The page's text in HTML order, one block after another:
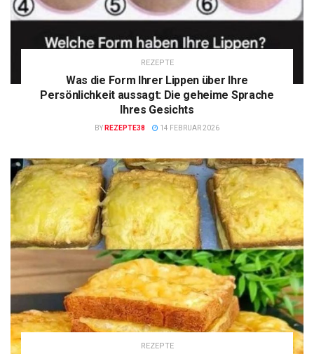
REZEPTE
Was die Form Ihrer Lippen über Ihre
Persönlichkeit aussagt: Die geheime Sprache
Ihres Gesichts
BY REZEPTE38 14 FEBRUAR 2026
REZEPTE